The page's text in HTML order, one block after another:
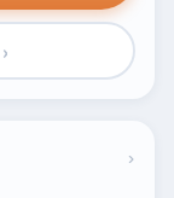
›
›